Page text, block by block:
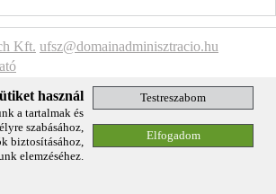
Kft. ufsz@domainadminisztracio.hu
használ
a tartalmak és
szabásához,
biztosításához,
elemzéséhez.